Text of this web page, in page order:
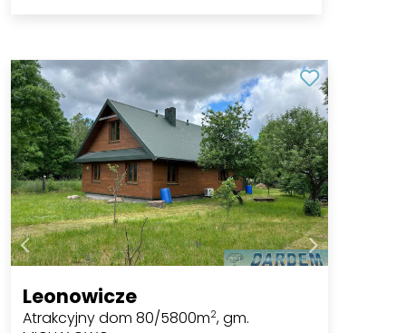
Leonowicze
Atrakcyjny dom 80/5800m2, gm.